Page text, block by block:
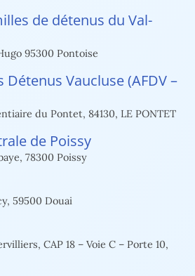
de détenus du Val-
95300 Pontoise
Détenus Vaucluse (AFDV –
du Pontet, 84130, LE PONTET
de Poissy
78300 Poissy
59500 Douai
CAP 18 – Voie C – Porte 10,